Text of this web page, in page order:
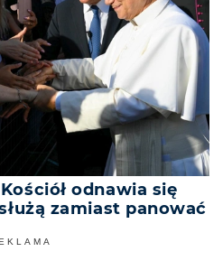
odnawia się
zamiast panować